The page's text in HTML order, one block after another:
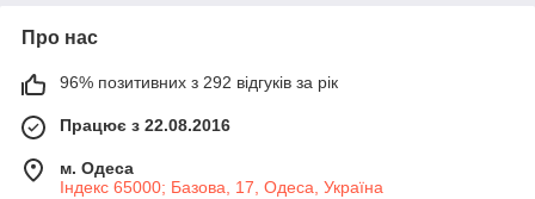
Про нас
96% позитивних з 292 відгуків за рік
Працює з 22.08.2016
м. Одеса
Індекс 65000; Базова, 17, Одеса, Україна